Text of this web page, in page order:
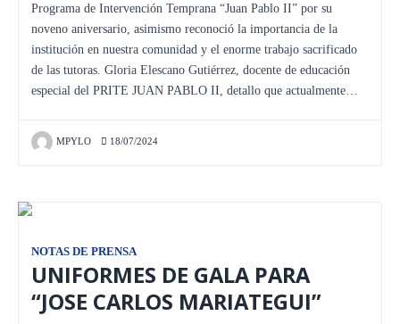
Programa de Intervención Temprana “Juan Pablo II” por su
noveno aniversario, asimismo reconoció la importancia de la
institución en nuestra comunidad y el enorme trabajo sacrificado
de las tutoras. Gloria Elescano Gutiérrez, docente de educación
especial del PRITE JUAN PABLO II, detallo que actualmente…
MPYLO 18/07/2024
NOTAS DE PRENSA
UNIFORMES DE GALA PARA
“JOSE CARLOS MARIATEGUI”